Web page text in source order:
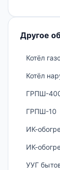
Другое
Котёл
Котёл
ГРПШ-
ГРПШ-10
ИК-
ИК-
УУГ